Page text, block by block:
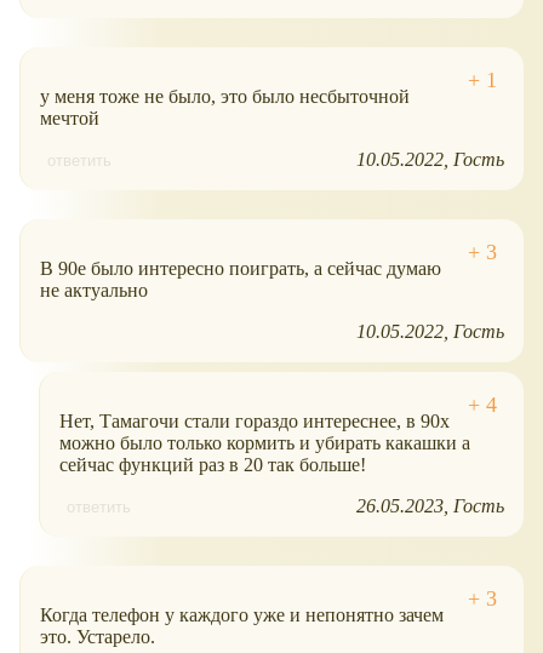
у меня тоже не было, это было несбыточной
мечтой
ответить 10.05.2022 Гость
В 90е было интересно поиграть, а сейчас думаю
не актуально
10.05.2022 Гость
Нет, Тамагочи стали гораздо интереснее, в 90х
можно было только кормить и убирать какашки а
сейчас функций раз в 20 так больше!
ответить 26.05.2023 Гость
Когда телефон у каждого уже и непонятно зачем
это. Устарело.